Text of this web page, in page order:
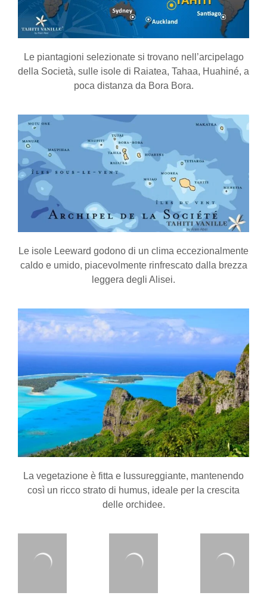
Le piantagioni selezionate si trovano nell’arcipelago
della Società, sulle isole di Raiatea, Tahaa, Huahiné, a
poca distanza da Bora Bora.
Le isole Leeward godono di un clima eccezionalmente
caldo e umido, piacevolmente rinfrescato dalla brezza
leggera degli Alisei.
La vegetazione è fitta e lussureggiante, mantenendo
così un ricco strato di humus, ideale per la crescita
delle orchidee.